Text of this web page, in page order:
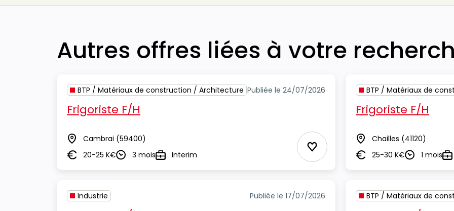
Autres offres liées à votre
BTP / Matériaux de construction / Architecture Publiée le 24/07/2026
Frigoriste F/H
Lieu Cambrai (59400)
Salaire20-25 K€Durée3 moisTypeInterim Ajouter aux Favoris
BTP / Matériaux de
Frigoriste F/H
Lieu Chailles (41120)
Salaire25-30 K€Durée1 mois
Industrie Publiée le 17/07/2026 BTP / Matériaux de